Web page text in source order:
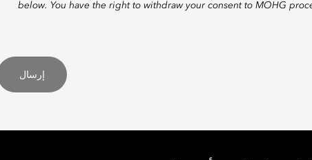
below. You have the right to withdraw your consent to MOHG
إرسال